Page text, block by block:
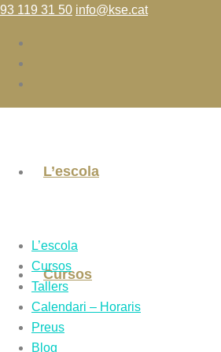
93 119 31 50 info@kse.cat
L’escola
Cursos
L’escola
Cursos
Tallers
Calendari – Horaris
Preus
Blog